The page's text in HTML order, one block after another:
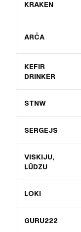
KRAKEN
ARČA
KEFIR
DRINKER
STNW
SERGEJS
VISKIJU,
LŪDZU
LOKI
GURU222